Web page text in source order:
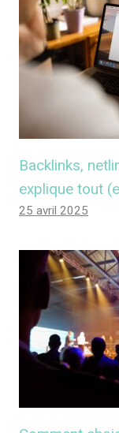
Backlinks,
explique tout
25 avril 2025